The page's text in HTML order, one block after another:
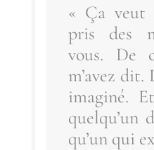
« Ça veut
pris des
vous. De
m’a­vez dit.
ima­gi­né.
quel­qu’un
qu’un qui